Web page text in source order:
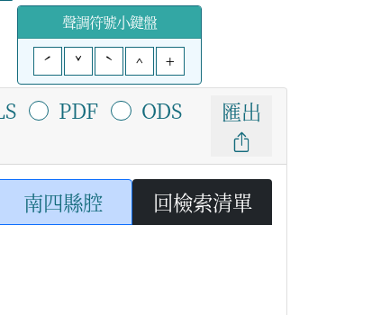
聲調符號小鍵盤
ˊ
ˇ ˋ ^ +
PDF ODS 匯出
南四縣腔 回檢索清單